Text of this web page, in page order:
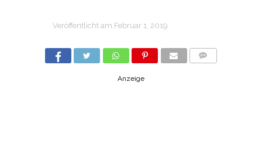
Veröffentlicht am Februar 1, 2019
Anzeige